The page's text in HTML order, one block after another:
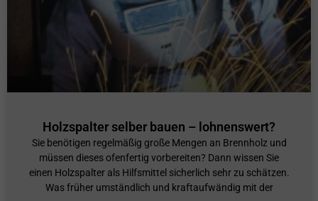
Holzspalter selber bauen – lohnenswert?
Sie benötigen regelmäßig große Mengen an Brennholz und
müssen dieses ofenfertig vorbereiten? Dann wissen Sie
einen Holzspalter als Hilfsmittel sicherlich sehr zu schätzen.
Was früher umständlich und kraftaufwändig mit der